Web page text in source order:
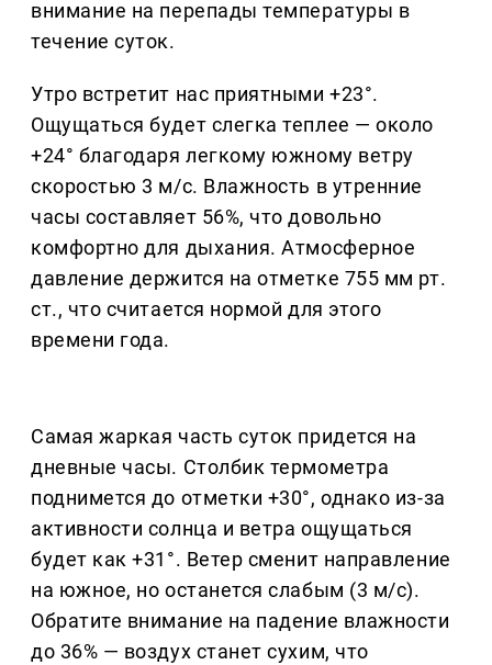
внимание на перепады температуры в
течение суток.
Утро встретит нас приятными +23°.
Ощущаться будет слегка теплее — около
+24° благодаря легкому южному ветру
скоростью 3 м/с. Влажность в утренние
часы составляет 56%, что довольно
комфортно для дыхания. Атмосферное
давление держится на отметке 755 мм рт.
ст., что считается нормой для этого
времени года.
Самая жаркая часть суток придется на
дневные часы. Столбик термометра
поднимется до отметки +30°, однако из-за
активности солнца и ветра ощущаться
будет как +31°. Ветер сменит направление
на южное, но останется слабым (3 м/с).
Обратите внимание на падение влажности
до 36% — воздух станет сухим, что